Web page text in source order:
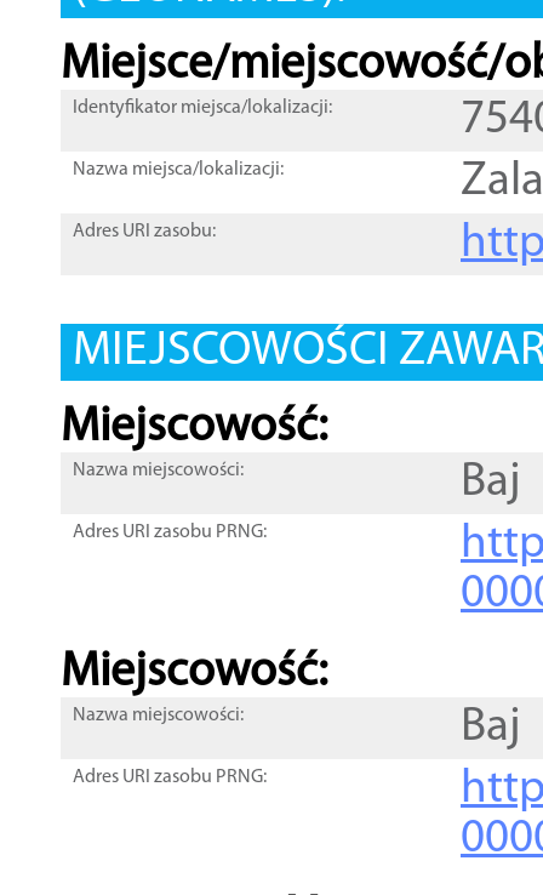
Miejsce/miejscowość/
Identyfikator miejsca/lokalizacji:
Nazwa miejsca/lokalizacji:
Adres URI zasobu:
MIEJSCOWOŚCI
Miejscowość:
Nazwa miejscowości: Baj
Adres URI zasobu PRNG:
Miejscowość:
Nazwa miejscowości: Baj
Adres URI zasobu PRNG: